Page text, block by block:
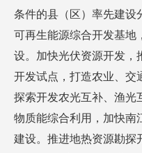
条件的县（区）率先建设
可再生能源综合开发基地
设。加快光伏资源开发，
开发试点，打造农业、交
探索开发农光互补、渔光
物质能综合利用，加快南
建设。推进地热资源勘探